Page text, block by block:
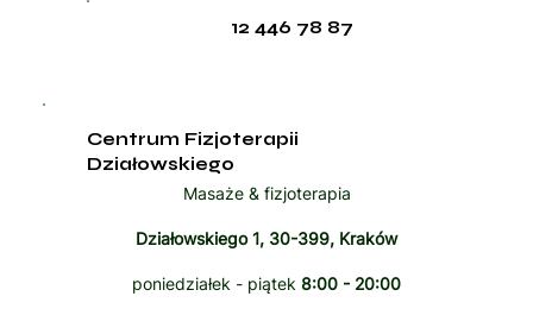
12 446 78 87
Centrum Fizjoterapii
Działowskiego
Masaże & fizjoterapia
Działowskiego 1, 30-399, Kraków
poniedziałek - piątek 8:00 - 20:00